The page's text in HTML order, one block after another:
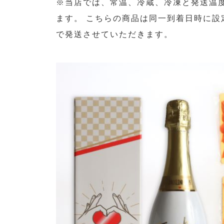
※当店では、常温、冷蔵、冷凍と発送温
ます。 こちらの商品は同一到着日時に
で発送させていただきます。